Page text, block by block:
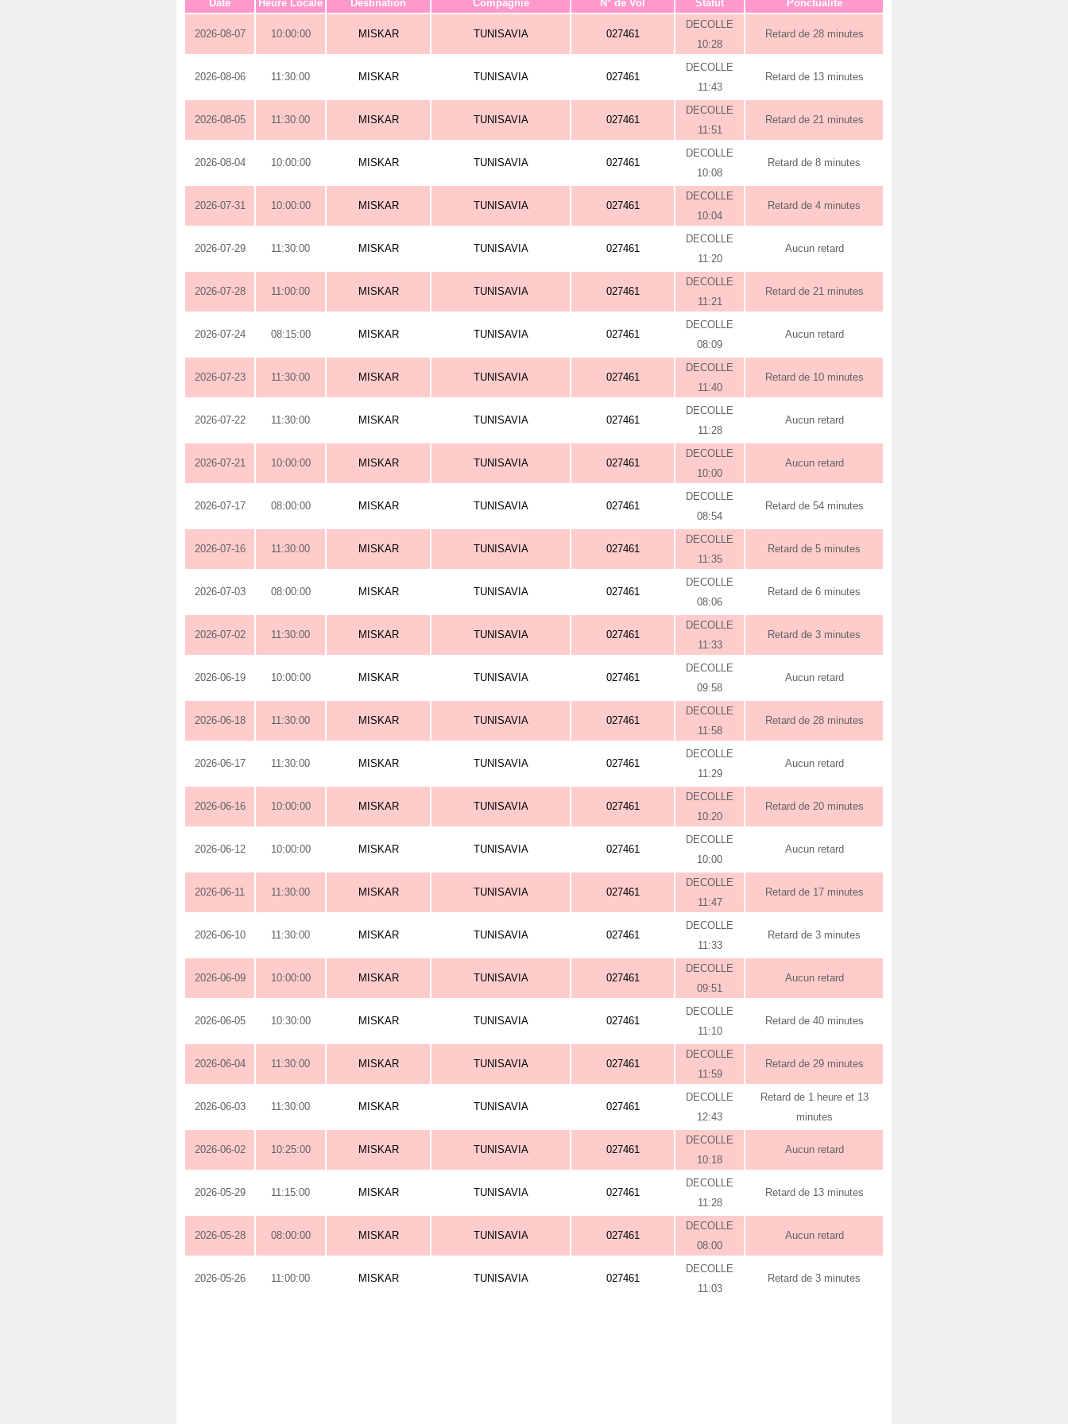
Date Heure Locale Destination Compagnie N° de Vol Statut Ponctualité
2026-08-07 10:00:00 MISKAR TUNISAVIA 027461
DECOLLE
10:28
Retard de 28 minutes
2026-08-06 11:30:00 MISKAR TUNISAVIA 027461
DECOLLE
11:43
Retard de 13 minutes
2026-08-05 11:30:00 MISKAR TUNISAVIA 027461
DECOLLE
11:51
Retard de 21 minutes
2026-08-04 10:00:00 MISKAR TUNISAVIA 027461
DECOLLE
10:08
Retard de 8 minutes
2026-07-31 10:00:00 MISKAR TUNISAVIA 027461
DECOLLE
10:04
Retard de 4 minutes
2026-07-29 11:30:00 MISKAR TUNISAVIA 027461
DECOLLE
11:20
Aucun retard
2026-07-28 11:00:00 MISKAR TUNISAVIA 027461
DECOLLE
11:21
Retard de 21 minutes
2026-07-24 08:15:00 MISKAR TUNISAVIA 027461
DECOLLE
08:09
Aucun retard
2026-07-23 11:30:00 MISKAR TUNISAVIA 027461
DECOLLE
11:40
Retard de 10 minutes
2026-07-22 11:30:00 MISKAR TUNISAVIA 027461
DECOLLE
11:28
Aucun retard
2026-07-21 10:00:00 MISKAR TUNISAVIA 027461
DECOLLE
10:00
Aucun retard
2026-07-17 08:00:00 MISKAR TUNISAVIA 027461
DECOLLE
08:54
Retard de 54 minutes
2026-07-16 11:30:00 MISKAR TUNISAVIA 027461
DECOLLE
11:35
Retard de 5 minutes
2026-07-03 08:00:00 MISKAR TUNISAVIA 027461
DECOLLE
08:06
Retard de 6 minutes
2026-07-02 11:30:00 MISKAR TUNISAVIA 027461
DECOLLE
11:33
Retard de 3 minutes
2026-06-19 10:00:00 MISKAR TUNISAVIA 027461
DECOLLE
09:58
Aucun retard
2026-06-18 11:30:00 MISKAR TUNISAVIA 027461
DECOLLE
11:58
Retard de 28 minutes
2026-06-17 11:30:00 MISKAR TUNISAVIA 027461
DECOLLE
11:29
Aucun retard
2026-06-16 10:00:00 MISKAR TUNISAVIA 027461
DECOLLE
10:20
Retard de 20 minutes
2026-06-12 10:00:00 MISKAR TUNISAVIA 027461
DECOLLE
10:00
Aucun retard
2026-06-11 11:30:00 MISKAR TUNISAVIA 027461
DECOLLE
11:47
Retard de 17 minutes
2026-06-10 11:30:00 MISKAR TUNISAVIA 027461
DECOLLE
11:33
Retard de 3 minutes
2026-06-09 10:00:00 MISKAR TUNISAVIA 027461
DECOLLE
09:51
Aucun retard
2026-06-05 10:30:00 MISKAR TUNISAVIA 027461
DECOLLE
11:10
Retard de 40 minutes
2026-06-04 11:30:00 MISKAR TUNISAVIA 027461
DECOLLE
11:59
Retard de 29 minutes
2026-06-03 11:30:00 MISKAR TUNISAVIA 027461
DECOLLE
12:43
Retard de 1 heure et 13
minutes
2026-06-02 10:25:00 MISKAR TUNISAVIA 027461
DECOLLE
10:18
Aucun retard
2026-05-29 11:15:00 MISKAR TUNISAVIA 027461
DECOLLE
11:28
Retard de 13 minutes
2026-05-28 08:00:00 MISKAR TUNISAVIA 027461
DECOLLE
08:00
Aucun retard
2026-05-26 11:00:00 MISKAR TUNISAVIA 027461
DECOLLE
11:03
Retard de 3 minutes